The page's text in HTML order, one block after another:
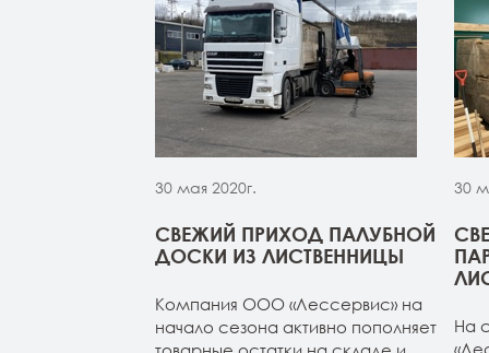
30 мая 2020г.
СВЕЖИЙ ПРИХОД ПАЛУБНОЙ
ДОСКИ ИЗ ЛИСТВЕННИЦЫ
Компания ООО «Лессервис» на
начало сезона активно пополняет
30
На